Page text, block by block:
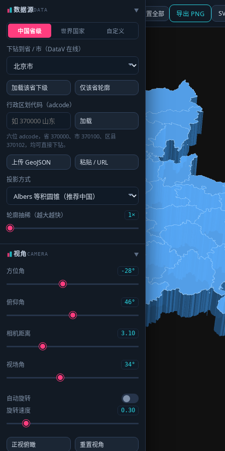
☰ 面板 地图 重置全部 导出 PNG
数据源DATA ▶
中国省级 世界国家 自定义
下钻到省 / 市（DataV 在线）
加载该省下级
仅该省轮廓
行政区划代码（adcode）
加载
六位 adcode，省 370000、市 370100、区县
370102，均可直接下钻。
上传 GeoJSON
粘贴 / URL
投影方式
轮廓抽稀（越大越快） 1×
视角CAMERA ▶
方位角 -28°
俯仰角 46°
相机距离 3.10
视场角 34°
自动旋转
旋转速度
0.30
正视俯瞰 重置视角